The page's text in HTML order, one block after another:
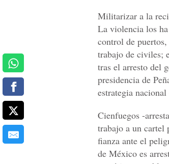
​Militarizar a la
La violencia los
control de
trabajo de civiles;
tras el arresto del
presidencia de
estrategia
​Cienfuegos -
trabajo a un cartel
fianza ante el
de México es